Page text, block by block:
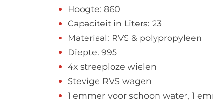
Hoogte: 860
Capaciteit in Liters: 23
Materiaal: RVS & polypropyleen
Diepte: 995
4x streeploze wielen
Stevige RVS wagen
1 emmer voor schoon water, 1